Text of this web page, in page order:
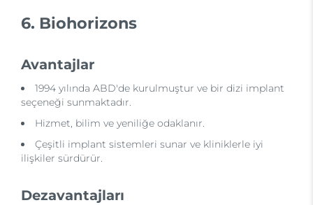
6. Biohorizons
Avantajlar
1994 yılında ABD'de kurulmuştur ve bir dizi implant
seçeneği sunmaktadır.
Hizmet, bilim ve yeniliğe odaklanır.
Çeşitli implant sistemleri sunar ve kliniklerle iyi
ilişkiler sürdürür.
Dezavantajları